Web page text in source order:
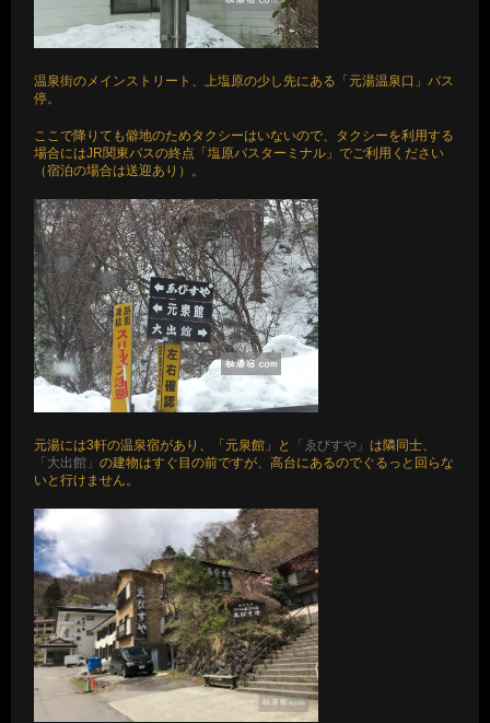
温泉街のメインストリート、上塩原の少し先にある「元湯温泉口」バス
停。
ここで降りても僻地のためタクシーはいないので、タクシーを利用する
場合にはJR関東バスの終点「塩原バスターミナル」でご利用ください
（宿泊の場合は送迎あり）。
元湯には3軒の温泉宿があり、「元泉館」と 「ゑびすや」は隣同士、
「大出館」の建物はすぐ目の前ですが、高台にあるのでぐるっと回らな
いと行けません。